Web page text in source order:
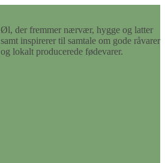
Øl, der fremmer nærvær, hygge og latter
samt inspirerer til samtale om gode råvarer
og lokalt producerede fødevarer.